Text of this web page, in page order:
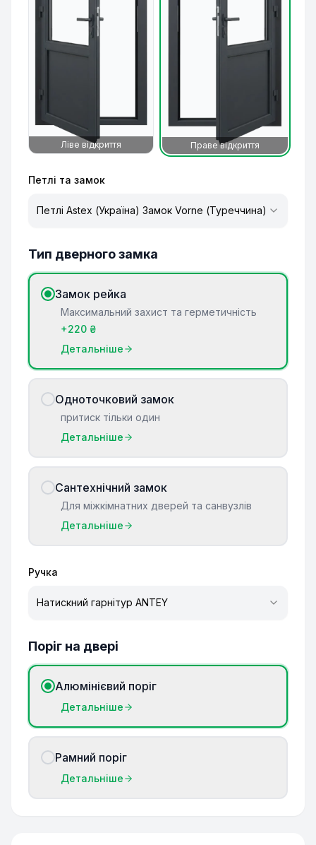
Ліве відкриття Праве відкриття
Петлі та замок
Петлі Аstex (Україна) Замок Vorne (Туреччина)
Тип дверного замка
Замок рейка
Максимальний захист та герметичність
+220 ₴
Детальніше
Одноточковий замок
притиск тільки один
Детальніше
Сантехнічний замок
Для міжкімнатних дверей та санвузлів
Детальніше
Ручка
Натискний гарнітур ANTEY
Поріг на двері
Алюмінієвий поріг
Детальніше
Рамний поріг
Детальніше